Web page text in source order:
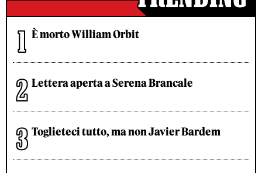
È morto William Orbit
Lettera aperta a Serena Brancale
Toglieteci tutto, ma non Javier Bardem